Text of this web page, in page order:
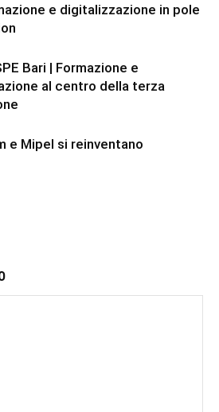
e digitalizzazione in pole
Bari | Formazione e
al centro della terza
e Mipel si reinventano